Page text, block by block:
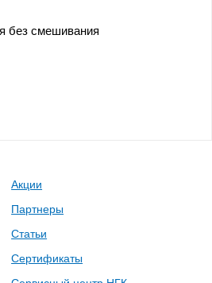
без смешивания
Акции
Партнеры
Статьи
Сертификаты